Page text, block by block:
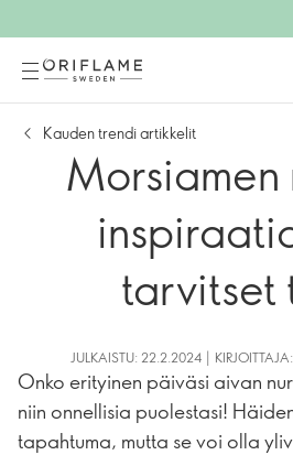
Kauden trendi artikkelit
Morsiamen
tarvitset
JULKAISTU: 22.2.2024 |
Onko erityinen päiväsi aivan
niin onnellisia puolestasi!
tapahtuma, mutta se voi olla